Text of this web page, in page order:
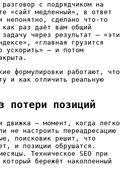
с подрядчиком на
«сайт медленный», в ответ
непонятно, сделано что-то
как раз даёт вам общий
через результат — «эти
«главная грузится
ускорить» — и потом
формулировки работают, что
и как отличить реальную
потери позиций
движка — момент, когда легко
не настроить переадресацию
поисковик решит, что
и позиции обрушатся.
Техническое SEO при
бережёт накопленный